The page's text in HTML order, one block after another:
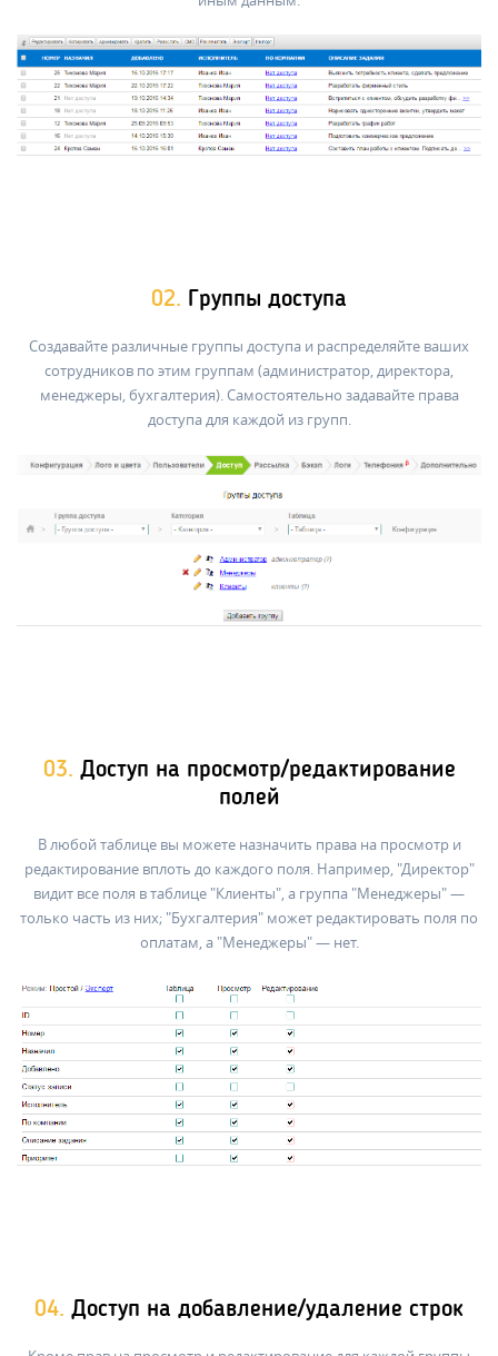
02. Группы доступа
Создавайте различные группы доступа и распределяйте ваших
сотрудников по этим группам (администратор, директора,
менеджеры, бухгалтерия). Самостоятельно задавайте права
доступа для каждой из групп.
03. Доступ на просмотр/редактирование
полей
В любой таблице вы можете назначить права на просмотр и
редактирование вплоть до каждого поля. Например, "Директор"
видит все поля в таблице "Клиенты", а группа "Менеджеры" —
только часть из них; "Бухгалтерия" может редактировать поля по
оплатам, а "Менеджеры" — нет.
04. Доступ на добавление/удаление строк